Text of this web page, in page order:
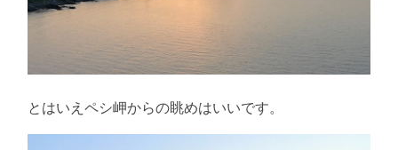
とはいえペシ岬からの眺めはいいです。